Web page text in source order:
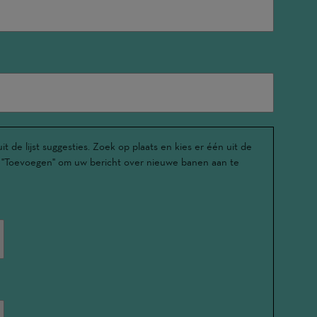
de lijst suggesties. Zoek op plaats en kies er één uit de
om uw bericht over nieuwe banen aan te